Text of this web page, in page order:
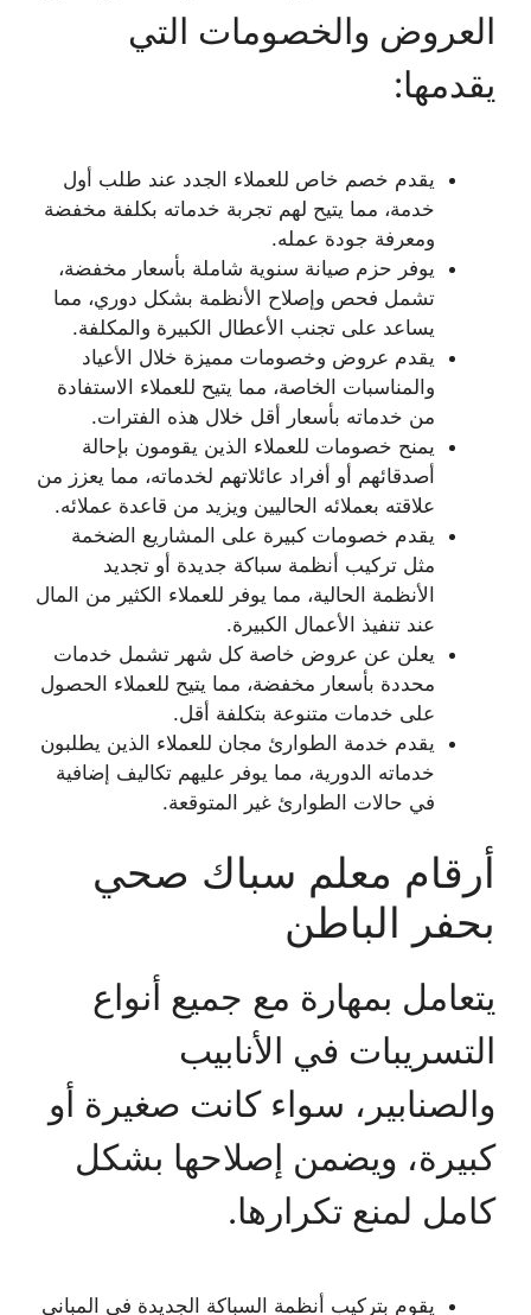
العروض والخصومات التي
يقدمها:
يقدم خصم خاص للعملاء الجدد عند طلب أول
خدمة، مما يتيح لهم تجربة خدماته بكلفة مخفضة
ومعرفة جودة عمله.
يوفر حزم صيانة سنوية شاملة بأسعار مخفضة،
تشمل فحص وإصلاح الأنظمة بشكل دوري، مما
يساعد على تجنب الأعطال الكبيرة والمكلفة.
يقدم عروض وخصومات مميزة خلال الأعياد
والمناسبات الخاصة، مما يتيح للعملاء الاستفادة
من خدماته بأسعار أقل خلال هذه الفترات.
يمنح خصومات للعملاء الذين يقومون بإحالة
أصدقائهم أو أفراد عائلاتهم لخدماته، مما يعزز من
علاقته بعملائه الحاليين ويزيد من قاعدة عملائه.
يقدم خصومات كبيرة على المشاريع الضخمة
مثل تركيب أنظمة سباكة جديدة أو تجديد
الأنظمة الحالية، مما يوفر للعملاء الكثير من المال
عند تنفيذ الأعمال الكبيرة.
يعلن عن عروض خاصة كل شهر تشمل خدمات
محددة بأسعار مخفضة، مما يتيح للعملاء الحصول
على خدمات متنوعة بتكلفة أقل.
يقدم خدمة الطوارئ مجان للعملاء الذين يطلبون
خدماته الدورية، مما يوفر عليهم تكاليف إضافية
في حالات الطوارئ غير المتوقعة.
أرقام معلم سباك صحي
بحفر الباطن
يتعامل بمهارة مع جميع أنواع
التسريبات في الأنابيب
والصنابير، سواء كانت صغيرة أو
كبيرة، ويضمن إصلاحها بشكل
كامل لمنع تكرارها.
يقوم بتركيب أنظمة السباكة الجديدة في المباني